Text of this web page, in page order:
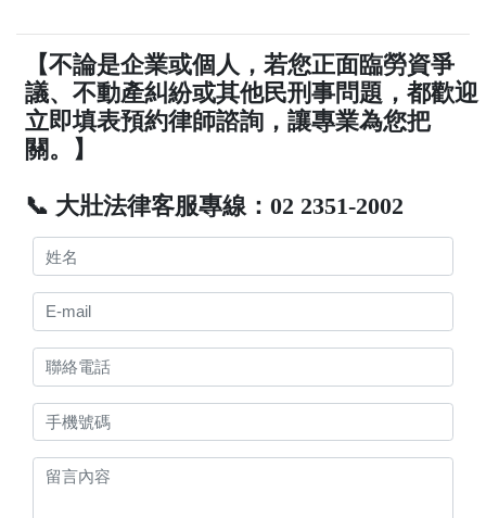
【不論是企業或個人，若您正面臨勞資爭
議、不動產糾紛或其他民刑事問題，都歡迎
立即填表預約律師諮詢，讓專業為您把
關。】
📞 大壯法律客服專線：02 2351-2002